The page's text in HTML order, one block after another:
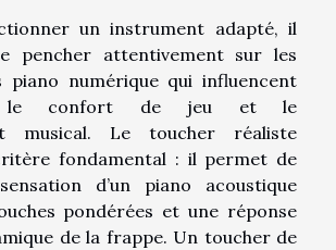
un instrument adapté, il
pencher attentivement sur les
piano numérique qui influencent
le confort de jeu et le
musical. Le toucher réaliste
fondamental : il permet de
d’un piano acoustique
pondérées et une réponse
de la frappe. Un toucher de